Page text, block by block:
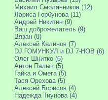
Михаил Смолянников (12)
Лариса Горбунова (11)
Андрей Никитин (9)
Ваш доброжелатель (9)
Вязан (8)
Алексей Калинов (7)
DJ ГОМУНКУЛ и DJ 7-НОВ (6)
Олег Шнитко (6)
Антон Палыч (5)
Гайка и Омега (5)
Тася Орехова (5)
Алексей Борисов (4)
Надежда Тиунова (4)